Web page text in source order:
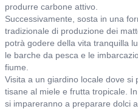
produrre carbone attivo.
Successivamente, sosta in una
tradizionale di produzione dei
potrà godere della vita tranquilla
le barche da pesca e le
fiume.
Visita a un giardino locale dove si
tisane al miele e frutta tropicale.
si impareranno a preparare dolci